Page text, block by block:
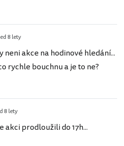
8 lety
neni akce na hodinové hledání...
rychle bouchnu a je to ne?
8 lety
akci prodloužili do 17h...